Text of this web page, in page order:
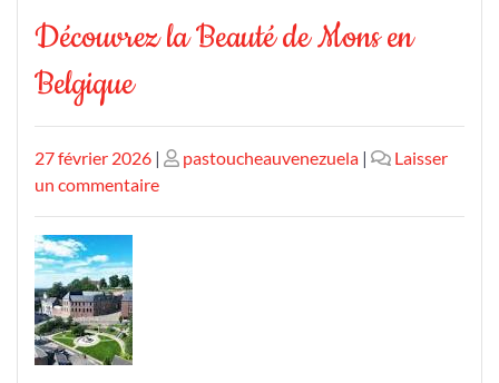
Découvrez la Beauté de Mons en
Belgique
Publié
le
27 février 2026 | Publié
pastoucheauvenezuela |
Laisser
un commentairesur